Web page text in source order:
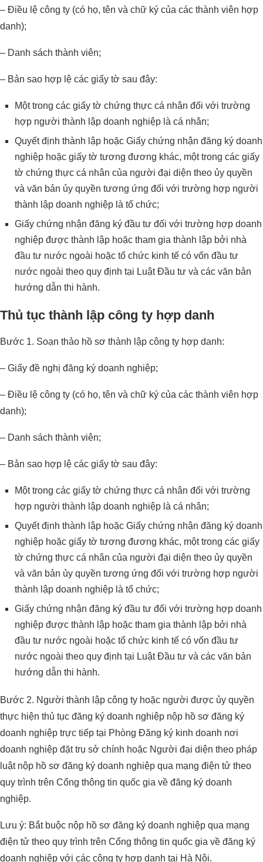
– Điều lệ công ty (có họ, tên và chữ ký của các thành viên hợp
danh);
– Danh sách thành viên;
– Bản sao hợp lệ các giấy tờ sau đây:
Một trong các giấy tờ chứng thực cá nhân đối với trường
hợp người thành lập doanh nghiệp là cá nhân;
Quyết định thành lập hoặc Giấy chứng nhận đăng ký doanh
nghiệp hoặc giấy tờ tương đương khác, một trong các giấy
tờ chứng thực cá nhân của người đại diện theo ủy quyền
và văn bản ủy quyền tương ứng đối với trường hợp người
thành lập doanh nghiệp là tổ chức;
Giấy chứng nhận đăng ký đầu tư đối với trường hợp doanh
nghiệp được thành lập hoặc tham gia thành lập bởi nhà
đầu tư nước ngoài hoặc tổ chức kinh tế có vốn đầu tư
nước ngoài theo quy định tại Luật Đầu tư và các văn bản
hướng dẫn thi hành.
Thủ tục thành lập công ty hợp danh
Bước 1. Soạn thảo hồ sơ thành lập công ty hợp danh:
– Giấy đề nghị đăng ký doanh nghiệp;
– Điều lệ công ty (có họ, tên và chữ ký của các thành viên hợp
danh);
– Danh sách thành viên;
– Bản sao hợp lệ các giấy tờ sau đây:
Một trong các giấy tờ chứng thực cá nhân đối với trường
hợp người thành lập doanh nghiệp là cá nhân;
Quyết định thành lập hoặc Giấy chứng nhận đăng ký doanh
nghiệp hoặc giấy tờ tương đương khác, một trong các giấy
tờ chứng thực cá nhân của người đại diện theo ủy quyền
và văn bản ủy quyền tương ứng đối với trường hợp người
thành lập doanh nghiệp là tổ chức;
Giấy chứng nhận đăng ký đầu tư đối với trường hợp doanh
nghiệp được thành lập hoặc tham gia thành lập bởi nhà
đầu tư nước ngoài hoặc tổ chức kinh tế có vốn đầu tư
nước ngoài theo quy định tại Luật Đầu tư và các văn bản
hướng dẫn thi hành.
Bước 2. Người thành lập công ty hoặc người được ủy quyền
thực hiện thủ tục đăng ký doanh nghiệp nộp hồ sơ đăng ký
doanh nghiệp trực tiếp tại Phòng Đăng ký kinh doanh nơi
doanh nghiệp đặt trụ sở chính hoặc Người đại diện theo pháp
luật nộp hồ sơ đăng ký doanh nghiệp qua mạng điện tử theo
quy trình trên Cổng thông tin quốc gia về đăng ký doanh
nghiệp.
Lưu ý: Bắt buộc nộp hồ sơ đăng ký doanh nghiệp qua mạng
điện tử theo quy trình trên Cổng thông tin quốc gia về đăng ký
doanh nghiệp với các công ty hợp danh tại Hà Nội.